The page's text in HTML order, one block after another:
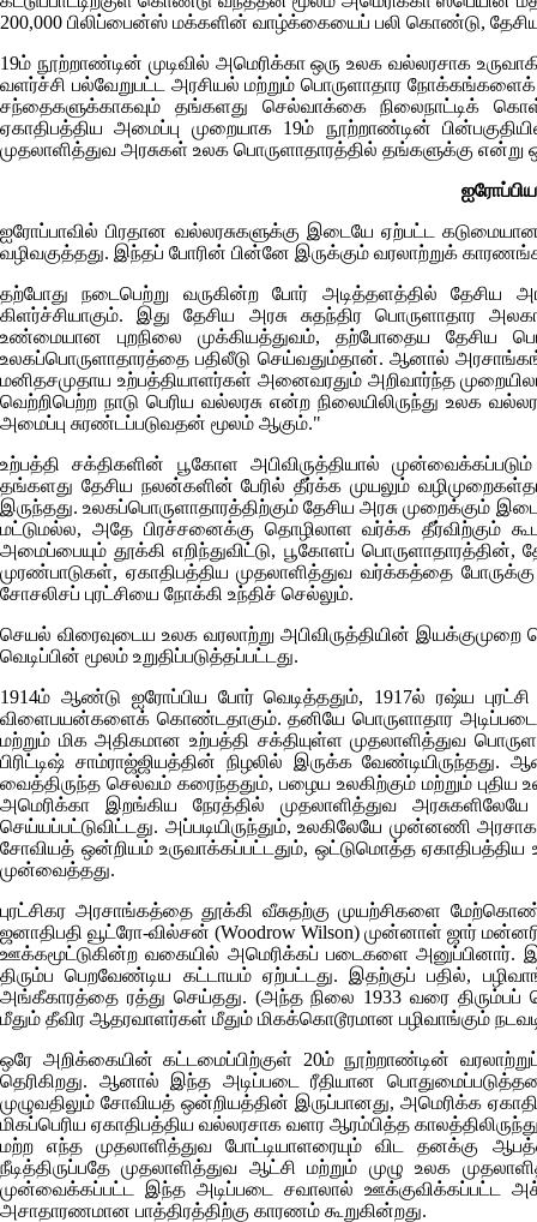
200,000 பிலிப்பைன்ஸ் மக்களின் வாழ்க்கையைப் பலி கொண்டு,
19ம் நூற்றாண்டின் முடிவில் அமெரிக்கா ஒரு உலக வல்லரசாக
வளர்ச்சி பல்வேறுபட்ட அரசியல் மற்றும் பொருளாதார
சந்தைகளுக்காகவும் தங்களது செல்வாக்கை நிலைநாட்டிக்
ஏகாதிபத்திய அமைப்பு முறையாக 19ம் நூற்றாண்டின்
முதலாளித்துவ அரசுகள் உலக பொருளாதாரத்தில் தங்களுக்கு
ஐரோப்பாவில் பிரதான வல்லரசுகளுக்கு இடையே ஏற்பட்ட
வழிவகுத்தது. இந்தப் போரின் பின்னே இருக்கும் வரலாற்றுக்
தற்போது நடைபெற்று வருகின்ற போர் அடித்தளத்தில் தேசிய
கிளர்ச்சியாகும். இது தேசிய அரசு சுதந்திர பொருளாதார
உண்மையான புறநிலை முக்கியத்துவம், தற்போதைய தேசிய
உலகப்பொருளாதாரத்தை பதிலீடு செய்வதும்தான். ஆனால்
மனிதசமுதாய உற்பத்தியாளர்கள் அனைவரதும் அறிவார்ந்த
வெற்றிபெற்ற நாடு பெரிய வல்லரசு என்ற நிலையிலிருந்து உலக
அமைப்பு சுரண்டப்படுவதன் மூலம் ஆகும்."
உற்பத்தி சக்திகளின் பூகோள அபிவிருத்தியால்
தங்களது தேசிய நலன்களின் பேரில் தீர்க்க முயலும்
இருந்தது. உலகப்பொருளாதாரத்திற்கும் தேசிய அரசு முறைக்கும்
மட்டுமல்ல, அதே பிரச்சனைக்கு தொழிலாள வர்க்க தீர்விற்கும் கூட
அமைப்பையும் தூக்கி எறிந்துவிட்டு, பூகோளப்
முரண்பாடுகள், ஏகாதிபத்திய முதலாளித்துவ வர்க்கத்தை
சோசலிசப் புரட்சியை நோக்கி உந்திச் செல்லும்.
செயல் விரைவுடைய உலக வரலாற்று அபிவிருத்தியின்
வெடிப்பின் மூலம் உறுதிப்படுத்தப்பட்டது.
1914ம் ஆண்டு ஐரோப்பிய போர் வெடித்ததும், 1917ல் ரஷ்ய
விளைபயன்களைக் கொண்டதாகும். தனியே பொருளாதார
மற்றும் மிக அதிகமான உற்பத்தி சக்தியுள்ள முதலாளித்துவ
பிரிட்டிஷ் சாம்ராஜ்ஜியத்தின் நிழலில் இருக்க வேண்டியிருந்தது.
வைத்திருந்த செல்வம் கரைந்ததும், பழைய உலகிற்கும் மற்றும் புதிய
அமெரிக்கா இறங்கிய நேரத்தில் முதலாளித்துவ
செய்யப்பட்டுவிட்டது. அப்படியிருந்தும், உலகிலேயே முன்னணி
சோவியத் ஒன்றியம் உருவாக்கப்பட்டதும், ஒட்டுமொத்த
முன்வைத்தது.
புரட்சிகர அரசாங்கத்தை தூக்கி வீசுதற்கு முயற்சிகளை
ஜனாதிபதி வூட்ரோ-வில்சன்(Woodrow Wilson) முன்னாள் ஜார்
ஊக்கமூட்டுகின்ற வகையில் அமெரிக்கப் படைகளை அனுப்பினார்.
திரும்ப பெறவேண்டிய கட்டாயம் ஏற்பட்டது. இதற்குப் பதில்,
அங்கீகாரத்தை ரத்து செய்தது. (அந்த நிலை 1933 வரை திரும்பப்
மீதும் தீவிர ஆதரவாளர்கள் மீதும் மிகக்கொடூரமான பழிவாங்கும்
ஒரே அறிக்கையின் கட்டமைப்பிற்குள் 20ம் நூற்றாண்டின்
தெரிகிறது. ஆனால் இந்த அடிப்படை ரீதியான
முழுவதிலும் சோவியத் ஒன்றியத்தின் இருப்பானது, அமெரிக்க
மிகப்பெரிய ஏகாதிபத்திய வல்லரசாக வளர ஆரம்பித்த
மற்ற எந்த முதலாளித்துவ போட்டியாளரையும் விட தனக்கு
நீடித்திருப்பதே முதலாளித்துவ ஆட்சி மற்றும் முழு உலக
முன்வைக்கப்பட்ட இந்த அடிப்படை சவாலால் ஊக்குவிக்கப்பட்ட
அசாதாரணமான பாத்திரத்திற்கு காரணம் கூறுகின்றது.